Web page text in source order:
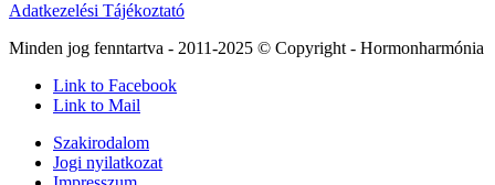
Adatkezelési Tájékoztató
Minden jog fenntartva - 2011-2025 © Copyright - Hormonharmónia
Link to Facebook
Link to Mail
Szakirodalom
Jogi nyilatkozat